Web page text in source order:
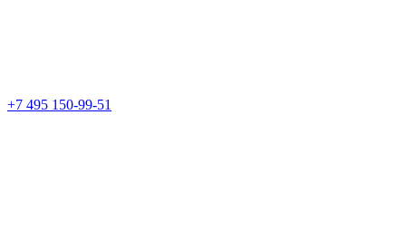
+7 495 150-99-51